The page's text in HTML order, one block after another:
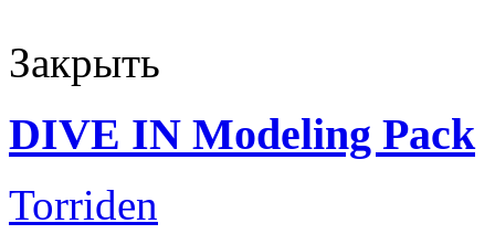
Закрыть
DIVE IN Modeling Pack
Torriden